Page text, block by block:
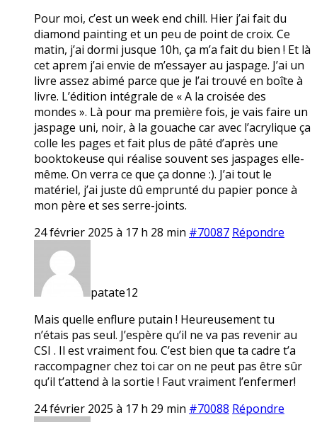
Pour moi, c’est un week end chill. Hier j’ai fait du
diamond painting et un peu de point de croix. Ce
matin, j’ai dormi jusque 10h, ça m’a fait du bien ! Et là
cet aprem j’ai envie de m’essayer au jaspage. J’ai un
livre assez abimé parce que je l’ai trouvé en boîte à
livre. L’édition intégrale de « A la croisée des
mondes ». Là pour ma première fois, je vais faire un
jaspage uni, noir, à la gouache car avec l’acrylique ça
colle les pages et fait plus de pâté d’après une
booktokeuse qui réalise souvent ses jaspages elle-
même. On verra ce que ça donne :). J’ai tout le
matériel, j’ai juste dû emprunté du papier ponce à
mon père et ses serre-joints.
24 février 2025 à 17 h 28 min #70087 Répondre
patate12
Mais quelle enflure putain ! Heureusement tu
n’étais pas seul. J’espère qu’il ne va pas revenir au
CSI . Il est vraiment fou. C’est bien que ta cadre t’a
raccompagner chez toi car on ne peut pas être sûr
qu’il t’attend à la sortie ! Faut vraiment l’enfermer!
24 février 2025 à 17 h 29 min #70088 Répondre